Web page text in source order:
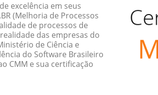
excelência em seus
(Melhoria de Processos
de processos de
das empresas do
de Ciência e
do Software Brasileiro
CMM e sua certificação